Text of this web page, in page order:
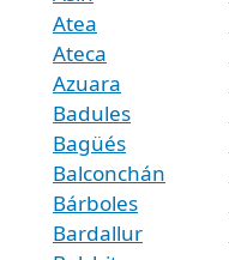
Atea
Ateca
Azuara
Badules
Bagüés
Balconchán
Bárboles
Bardallur